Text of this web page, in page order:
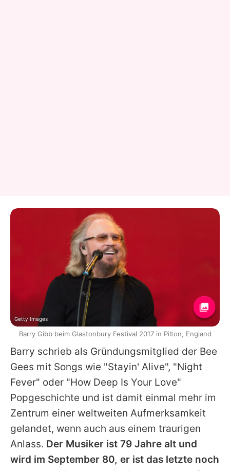
Barry schrieb als Gründungsmitglied der Bee
Gees mit Songs wie "Stayin' Alive", "Night
Fever" oder "How Deep Is Your Love"
Popgeschichte und ist damit einmal mehr im
Zentrum einer weltweiten Aufmerksamkeit
gelandet, wenn auch aus einem traurigen
Anlass. Der Musiker ist 79 Jahre alt und
wird im September 80, er ist das letzte noch
Getty Images
Barry Gibb beim Glastonbury Festival 2017 in Pilton, England